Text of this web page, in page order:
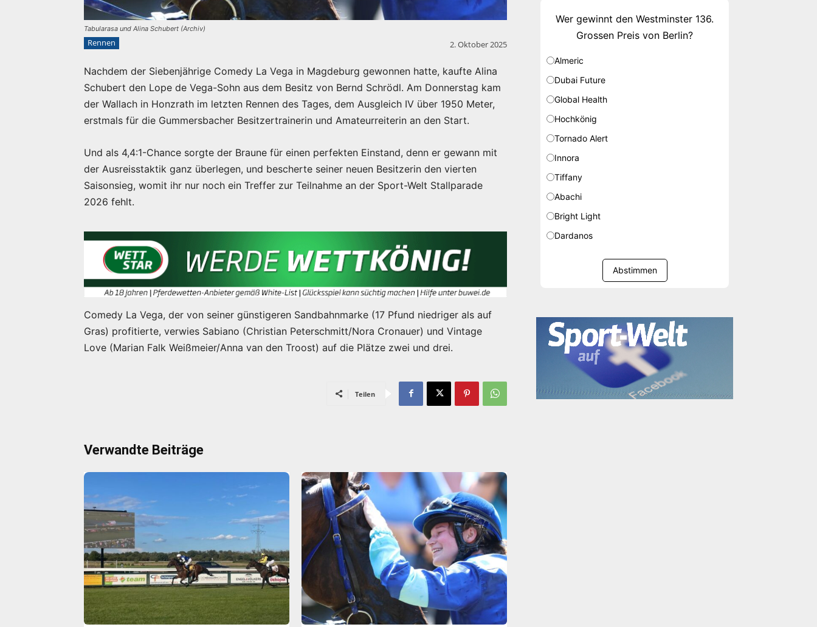
Tabularasa und Alina Schubert (Archiv)
Rennen 2. Oktober 2025
Nachdem der Siebenjährige Comedy La Vega in Magdeburg gewonnen hatte, kaufte Alina
Schubert den Lope de Vega-Sohn aus dem Besitz von Bernd Schrödl. Am Donnerstag kam
der Wallach in Honzrath im letzten Rennen des Tages, dem Ausgleich IV über 1950 Meter,
erstmals für die Gummersbacher Besitzertrainerin und Amateurreiterin an den Start.
Und als 4,4:1-Chance sorgte der Braune für einen perfekten Einstand, denn er gewann mit
der Ausreisstaktik ganz überlegen, und bescherte seiner neuen Besitzerin den vierten
Saisonsieg, womit ihr nur noch ein Treffer zur Teilnahme an der Sport-Welt Stallparade
2026 fehlt.
Comedy La Vega, der von seiner günstigeren Sandbahnmarke (17 Pfund niedriger als auf
Gras) profitierte, verwies Sabiano (Christian Peterschmitt/Nora Cronauer) und Vintage
Love (Marian Falk Weißmeier/Anna van den Troost) auf die Plätze zwei und drei.
Teilen
Verwandte Beiträge
Wer gewinnt den Westminster 136.
Grossen Preis von Berlin?
Almeric
Dubai Future
Global Health
Hochkönig
Tornado Alert
Innora
Tiffany
Abachi
Bright Light
Dardanos
Abstimmen